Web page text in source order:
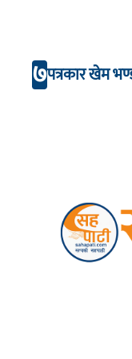
७पत्रकार खेम